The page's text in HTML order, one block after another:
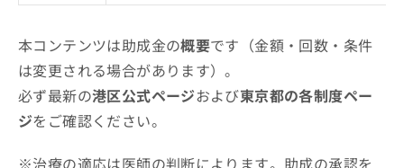
本コンテンツは助成金の概要です（金額・回数・条件
は変更される場合があります）。
必ず最新の港区公式ページおよび東京都の各制度ペー
ジをご確認ください。